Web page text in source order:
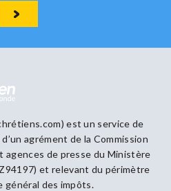
est un service de
agrément de la Commission
agences de presse du Ministère
et relevant du périmètre
général des impôts.